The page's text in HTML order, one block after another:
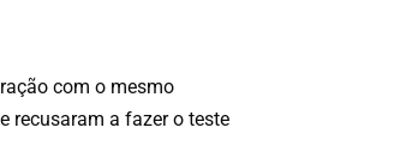
com o mesmo
recusaram a fazer o teste